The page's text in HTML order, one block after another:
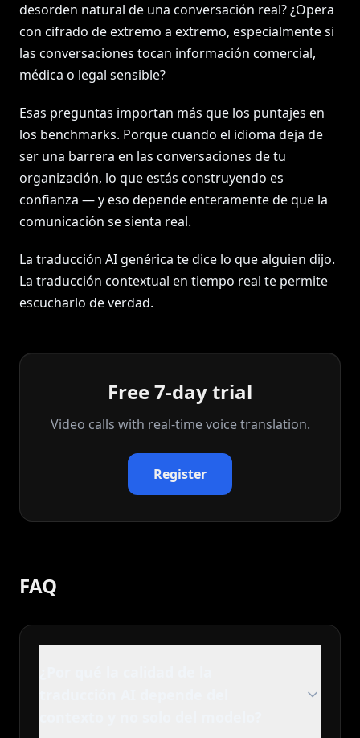
desorden natural de una conversación real? ¿Opera
con cifrado de extremo a extremo, especialmente si
las conversaciones tocan información comercial,
médica o legal sensible?
Esas preguntas importan más que los puntajes en
los benchmarks. Porque cuando el idioma deja de
ser una barrera en las conversaciones de tu
organización, lo que estás construyendo es
confianza — y eso depende enteramente de que la
comunicación se sienta real.
La traducción AI genérica te dice lo que alguien dijo.
La traducción contextual en tiempo real te permite
escucharlo de verdad.
Free 7-day trial
Video calls with real‑time voice translation.
Register
FAQ